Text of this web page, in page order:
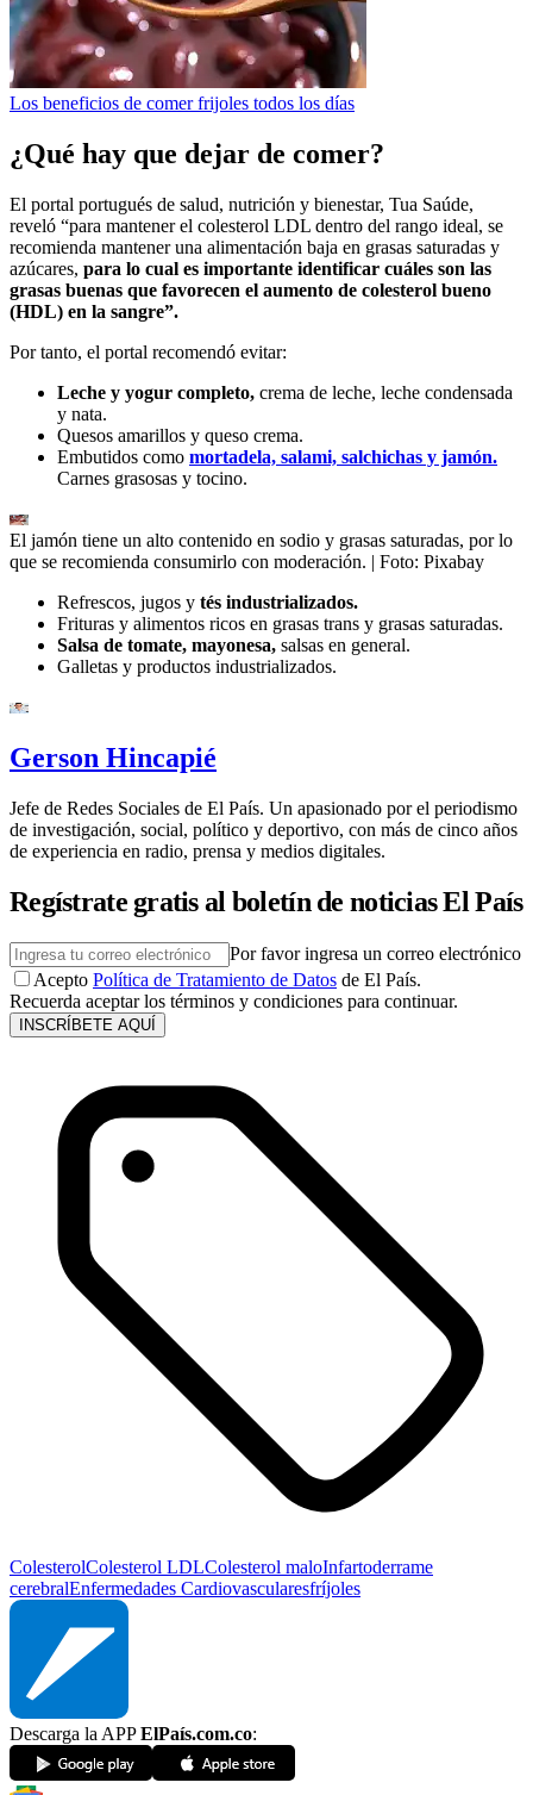
Los beneficios de comer frijoles todos los días
¿Qué hay que dejar de comer?
El portal portugués de salud, nutrición y bienestar, Tua Saúde,
reveló “para mantener el colesterol LDL dentro del rango ideal, se
recomienda mantener una alimentación baja en grasas saturadas y
azúcares, para lo cual es importante identificar cuáles son las
grasas buenas que favorecen el aumento de colesterol bueno
(HDL) en la sangre”.
Por tanto, el portal recomendó evitar:
Leche y yogur completo, crema de leche, leche condensada
y nata.
Quesos amarillos y queso crema.
Embutidos como mortadela, salami, salchichas y jamón.
Carnes grasosas y tocino.
El jamón tiene un alto contenido en sodio y grasas saturadas, por lo
que se recomienda consumirlo con moderación. | Foto: Pixabay
Refrescos, jugos y tés industrializados.
Frituras y alimentos ricos en grasas trans y grasas saturadas.
Salsa de tomate, mayonesa, salsas en general.
Galletas y productos industrializados.
Gerson Hincapié
Jefe de Redes Sociales de El País. Un apasionado por el periodismo
de investigación, social, político y deportivo, con más de cinco años
de experiencia en radio, prensa y medios digitales.
Regístrate gratis al boletín de noticias El País
Por favor ingresa un correo electrónico
Acepto Política de Tratamiento de Datos de El País.
Recuerda aceptar los términos y condiciones para continuar.
INSCRÍBETE AQUÍ
ColesterolColesterol LDLColesterol maloInfartoderrame
cerebralEnfermedades Cardiovascularesfríjoles
Descarga la APPElPaís.com.co: